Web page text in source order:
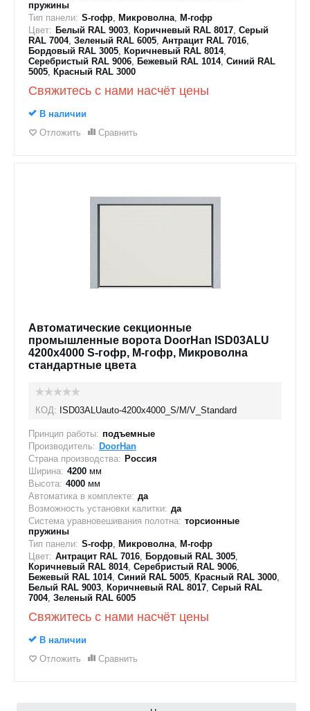
пружины
Тип панели: S-гофр, Микроволна, M-гофр
Цвет: Белый RAL 9003, Коричневый RAL 8017, Серый
RAL 7004, Зеленый RAL 6005, Антрацит RAL 7016,
Бордовый RAL 3005, Коричневый RAL 8014,
Серебристый RAL 9006, Бежевый RAL 1014, Синий RAL
5005, Красный RAL 3000
Свяжитесь с нами насчёт цены
В наличии
Отложить
Сравнить
Автоматические секционные
промышленные ворота DoorHan ISD03ALU
4200x4000 S-гофр, M-гофр, Микроволна
стандартные цвета
КОД: ISD03ALUauto-4200х4000_S/M/V_Standard
Принцип работы: подъемные
Производитель: DoorHan
Страна производства: Россия
Ширина: 4200 мм
Высота: 4000 мм
Автоматика в комплекте: да
Возможность установки калитки: да
Система уравновешивания полотна: торсионные
пружины
Тип панели: S-гофр, Микроволна, M-гофр
Цвет: Антрацит RAL 7016, Бордовый RAL 3005,
Коричневый RAL 8014, Серебристый RAL 9006,
Бежевый RAL 1014, Синий RAL 5005, Красный RAL 3000,
Белый RAL 9003, Коричневый RAL 8017, Серый RAL
7004, Зеленый RAL 6005
Свяжитесь с нами насчёт цены
В наличии
Отложить
Сравнить